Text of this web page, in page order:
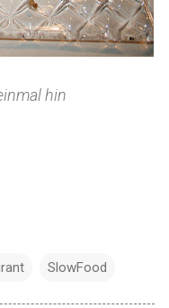
hin
SlowFood